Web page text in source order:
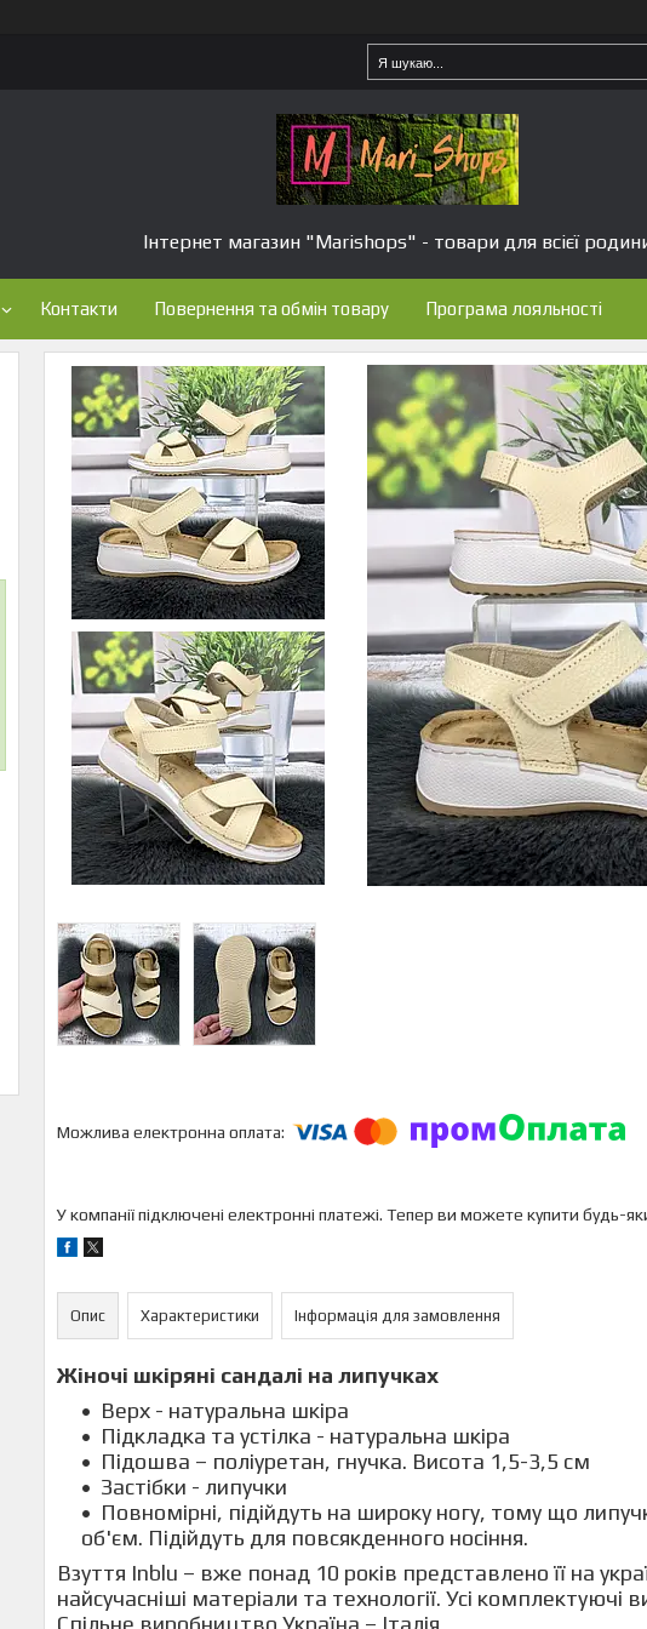
Інтернет магазин "Marishops" - товари для всієї
Контакти Повернення та обмін товару Програма лояльності
У компанії підключені електронні платежі. Тепер ви можете купити будь-
Опис Характеристики Інформація для замовлення
Жіночі шкіряні сандалі на липучках
Верх - натуральна шкіра
Підкладка та устілка - натуральна шкіра
Підошва – поліуретан, гнучка. Висота 1,5-3,5 см
Застібки - липучки
Повномірні, підійдуть на широку ногу, тому що
об'єм. Підійдуть для повсякденного носіння.
Взуття Inblu – вже понад 10 років представлено її на
найсучасніші матеріали та технології. Усі комплектуючі
Спільне виробництво Україна – Італія.